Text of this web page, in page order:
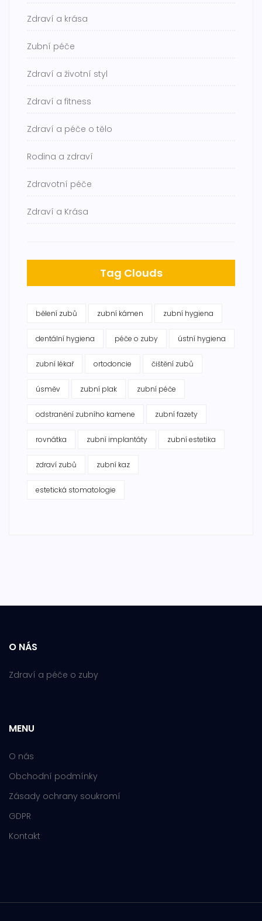
Zdraví a krása
Zubní péče
Zdraví a životní styl
Zdraví a fitness
Zdraví a péče o tělo
Rodina a zdraví
Zdravotní péče
Zdraví a Krása
Tag Clouds
bělení zubů zubní kámen zubní hygiena
dentální hygiena péče o zuby ústní hygiena
zubní lékař ortodoncie čištění zubů
úsměv zubní plak zubní péče
odstranění zubního kamene zubní fazety
rovnátka zubní implantáty zubní estetika
zdraví zubů zubní kaz
estetická stomatologie
O NÁS
Zdraví a péče o zuby
MENU
O nás
Obchodní podmínky
Zásady ochrany soukromí
GDPR
Kontakt